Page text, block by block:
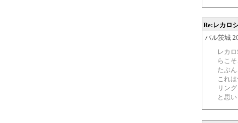
Re:レカロ
パル茨城
レカ
らこ
たぶ
これ
リン
と思い